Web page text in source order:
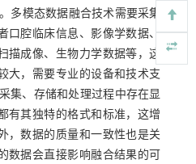
多模态数据融合技术需要采集
口腔临床信息、影像学数据、
描成像、生物力学数据等，这
大，需要专业的设备和技术支
集、存储和处理过程中存在显
有其独特的格式和标准，这增
，数据的质量和一致性也是关
数据会直接影响融合结果的可